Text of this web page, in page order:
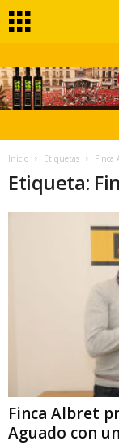
Inicio Etiquetas Finca
Etiqueta:
Finca Albret
Aguado con